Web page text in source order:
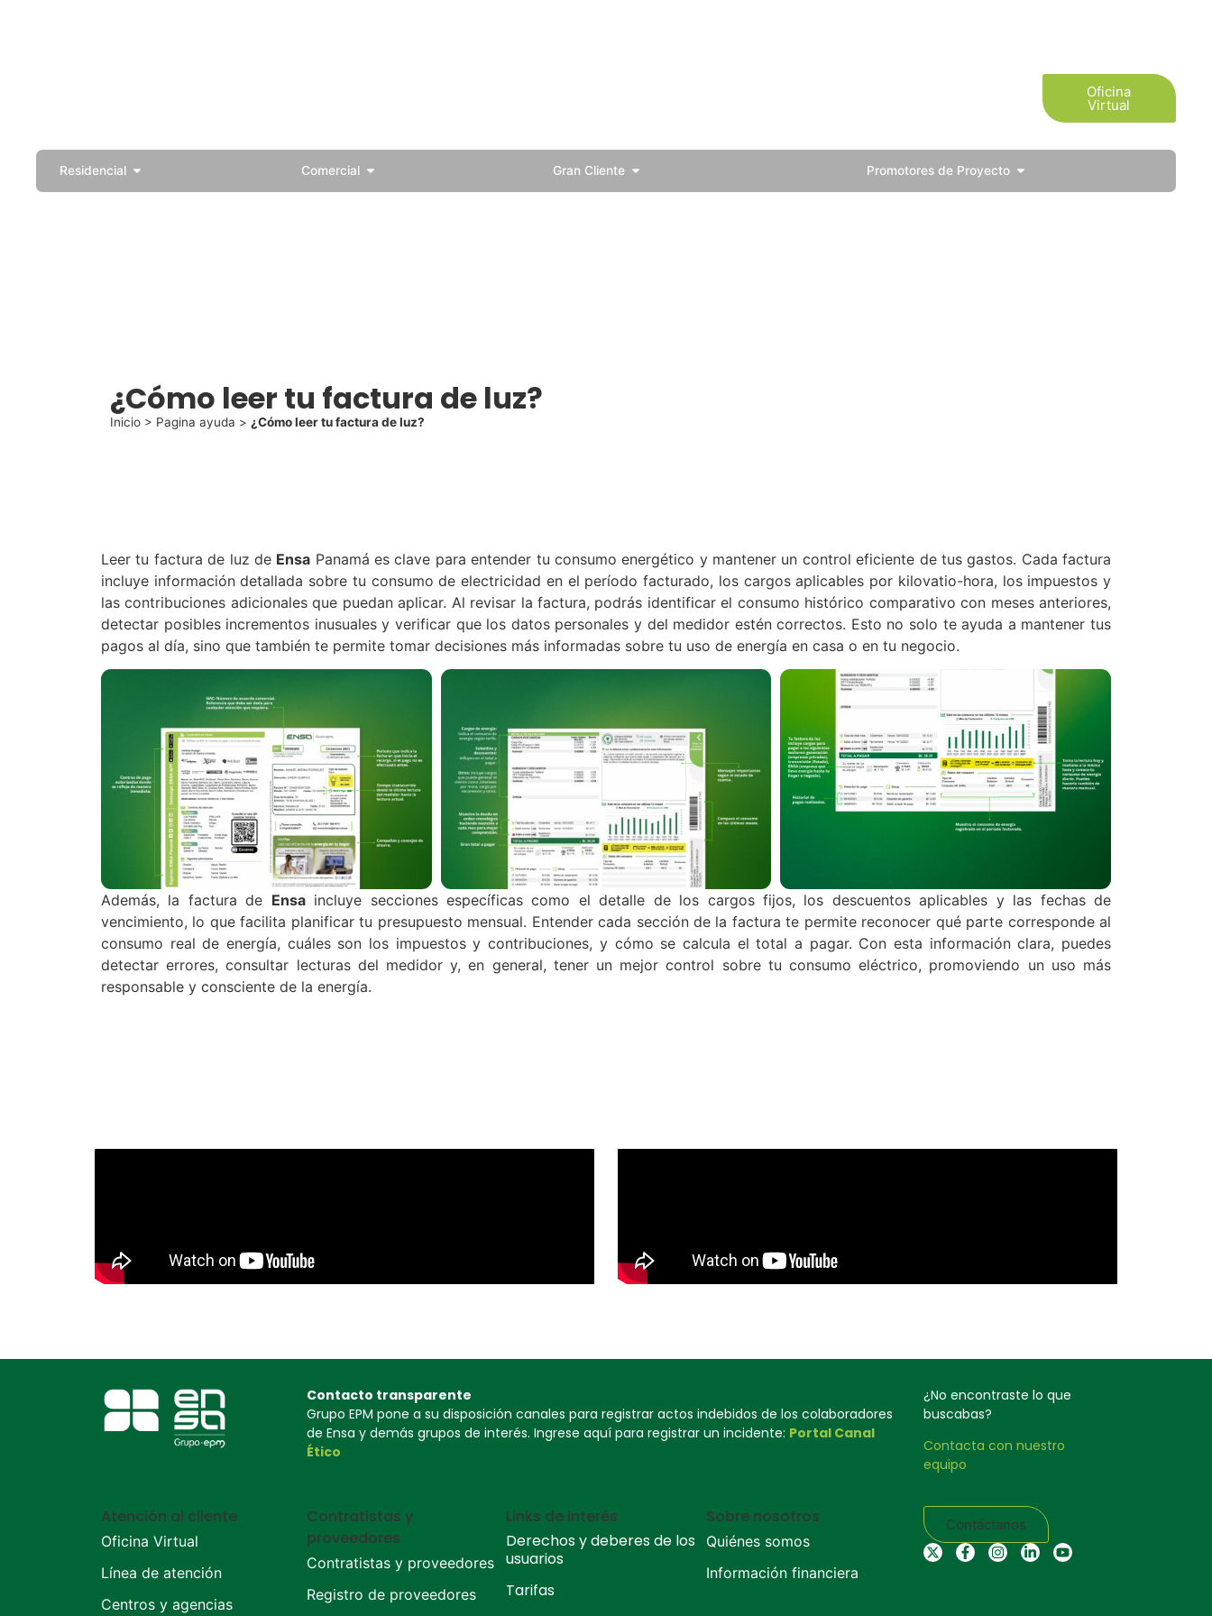
Oficina
Virtual
Residencial Comercial Gran Cliente Promotores de Proyecto
¿Cómo leer tu factura de luz?
Inicio > Pagina ayuda > ¿Cómo leer tu factura de luz?
Leer tu factura de luz de Ensa Panamá es clave para entender tu consumo energético y mantener un control eficiente de tus gastos. Cada factura
incluye información detallada sobre tu consumo de electricidad en el período facturado, los cargos aplicables por kilovatio-hora, los impuestos y
las contribuciones adicionales que puedan aplicar. Al revisar la factura, podrás identificar el consumo histórico comparativo con meses anteriores,
detectar posibles incrementos inusuales y verificar que los datos personales y del medidor estén correctos. Esto no solo te ayuda a mantener tus
pagos al día, sino que también te permite tomar decisiones más informadas sobre tu uso de energía en casa o en tu negocio.
Además, la factura de Ensaincluye secciones específicas como el detalle de los cargos fijos, los descuentos aplicables y las fechas de
vencimiento, lo que facilita planificar tu presupuesto mensual. Entender cada sección de la factura te permite reconocer qué parte corresponde al
consumo real de energía, cuáles son los impuestos y contribuciones, y cómo se calcula el total a pagar. Con esta información clara, puedes
detectar errores, consultar lecturas del medidor y, en general, tener un mejor control sobre tu consumo eléctrico, promoviendo un uso más
responsable y consciente de la energía.
Contacto transparente
Grupo EPM pone a su disposición canales para registrar actos indebidos de los colaboradores
de Ensa y demás grupos de interés. Ingrese aquí para registrar un incidente: Portal Canal
Ético
¿No encontraste lo que
buscabas?
Contacta con nuestro
equipo
Atención al cliente
Oficina Virtual
Línea de atención
Centros y agencias
Contratistas y
proveedores
Contratistas y proveedores
Registro de proveedores
Links de interés
Derechos y deberes de los
usuarios
Tarifas
Sobre nosotros
Quiénes somos
Información financiera
Contáctanos